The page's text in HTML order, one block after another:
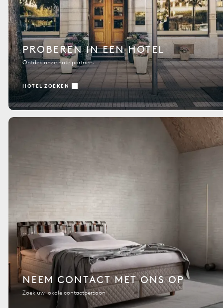
PROBEREN IN EEN HOTEL
Ontdek onze hotelpartners
HOTEL ZOEKEN
NEEM CONTACT MET ONS OP
Zoek uw lokale contactpersoon